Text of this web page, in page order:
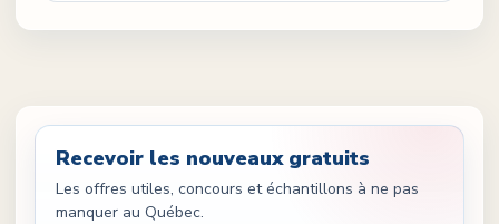
Recevoir les nouveaux gratuits
Les offres utiles, concours et échantillons à ne pas
manquer au Québec.